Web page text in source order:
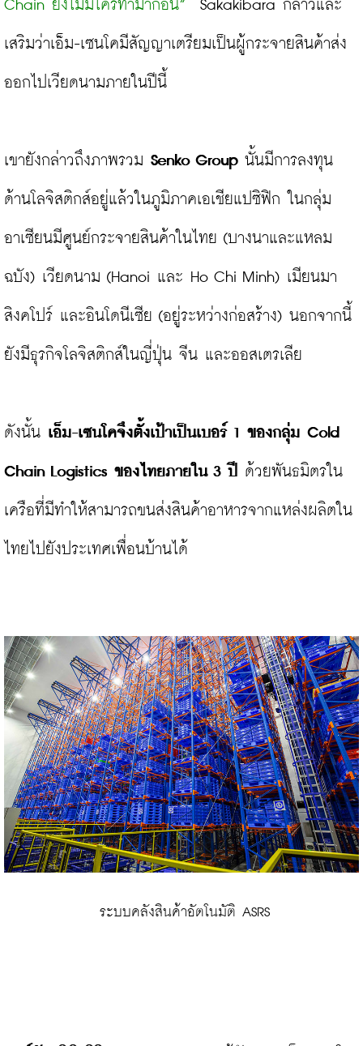
Chain ยังไม่มีใครทำมาก่อน” Sakakibara กล่าวและ
เสริมว่าเอ็ม-เซนโคมีสัญญาเตรียมเป็นผู้กระจายสินค้าส่ง
ออกไปเวียดนามภายในปีนี้
เขายังกล่าวถึงภาพรวม Senko Group นั้นมีการลงทุน
ด้านโลจิสติกส์อยู่แล้วในภูมิภาคเอเชียแปซิฟิก ในกลุ่ม
อาเซียนมีศูนย์กระจายสินค้าในไทย (บางนาและแหลม
ฉบัง) เวียดนาม (Hanoi และ Ho Chi Minh) เมียนมา
สิงคโปร์ และอินโดนีเซีย (อยู่ระหว่างก่อสร้าง) นอกจากนี้
ยังมีธุรกิจโลจิสติกส์ในญี่ปุ่น จีน และออสเตรเลีย
ดังนั้น เอ็ม-เซนโคจึงตั้งเป้าเป็นเบอร์ 1 ของกลุ่ม Cold
Chain Logistics ของไทยภายใน 3 ปี ด้วยพันธมิตรใน
เครือที่มีทำให้สามารถขนส่งสินค้าอาหารจากแหล่งผลิตใน
ไทยไปยังประเทศเพื่อนบ้านได้
ระบบคลังสินค้าอัตโนมัติ ASRS